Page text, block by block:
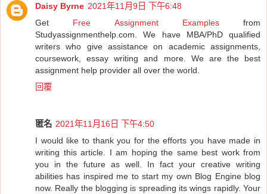
Daisy Byrne 2021年11月9日 下午6:48
Get Free Assignment Examplesfrom
Studyassignmenthelp.com. We have MBA/PhD qualified
writers who give assistance on academic assignments,
coursework, essay writing and more. We are the best
assignment help provider all over the world.
回覆
匿名 2021年11月16日 下午4:50
I would like to thank you for the efforts you have made in
writing this article. I am hoping the same best work from
you in the future as well. In fact your creative writing
abilities has inspired me to start my own Blog Engine blog
now. Really the blogging is spreading its wings rapidly. Your